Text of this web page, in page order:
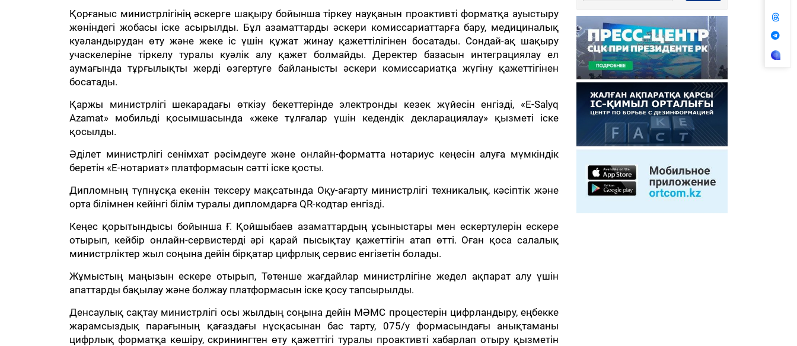
Қорғаныс министрлігінің әскерге шақыру бойынша тіркеу науқанын проактивті форматқа ауыстыру
жөніндегі жобасы іске асырылды. Бұл азаматтарды әскери комиссариаттарға бару, медициналық
куәландырудан өту және жеке іс үшін құжат жинау қажеттілігінен босатады. Сондай-ақ шақыру
учаскелеріне тіркелу туралы куәлік алу қажет болмайды. Деректер базасын интеграциялау ел
аумағында тұрғылықты жерді өзгертуге байланысты әскери комиссариатқа жүгіну қажеттігінен
босатады.
Қаржы министрлігі шекарадағы өткізу бекеттерінде электронды кезек жүйесін енгізді, «E-Salyq
Azamat» мобильді қосымшасында «жеке тұлғалар үшін кедендік декларациялау» қызметі іске
қосылды.
Әділет министрлігі сенімхат рәсімдеуге және онлайн-форматта нотариус кеңесін алуға мүмкіндік
беретін «Е-нотариат» платформасын сәтті іске қосты.
Дипломның түпнұсқа екенін тексеру мақсатында Оқу-ағарту министрлігі техникалық, кәсіптік және
орта білімнен кейінгі білім туралы дипломдарға QR-кодтар енгізді.
Кеңес қорытындысы бойынша Ғ. Қойшыбаев азаматтардың ұсыныстары мен ескертулерін ескере
отырып, кейбір онлайн-сервистерді әрі қарай пысықтау қажеттігін атап өтті. Оған қоса салалық
министрліктер жыл соңына дейін бірқатар цифрлық сервис енгізетін болады.
Жұмыстың маңызын ескере отырып, Төтенше жағдайлар министрлігіне жедел ақпарат алу үшін
апаттарды бақылау және болжау платформасын іске қосу тапсырылды.
Денсаулық сақтау министрлігі осы жылдың соңына дейін МӘМС процестерін цифрландыру, еңбекке
жарамсыздық парағының қағаздағы нұсқасынан бас тарту, 075/у формасындағы анықтаманы
цифрлық форматқа көшіру, скринингтен өту қажеттігі туралы проактивті хабарлап отыру қызметін